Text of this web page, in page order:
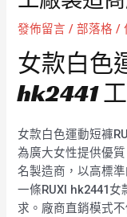
發佈留言 /部落格 /
女款白色
hk2441
女款白色運動短褲
為廣大女性提供優
名製造商，以高標
一條RUXI hk2441
求。廠商直銷模式